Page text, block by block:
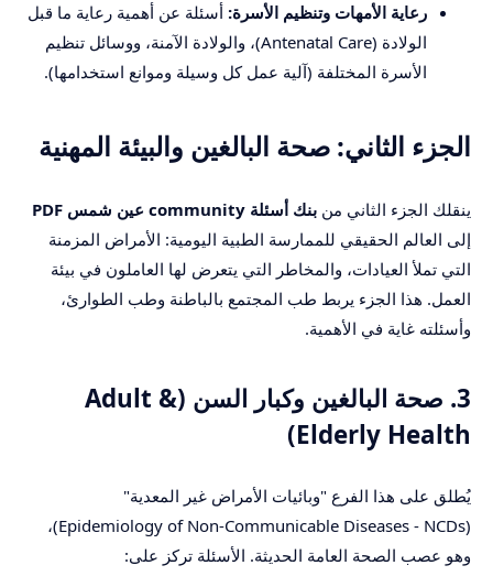
رعاية الأمهات وتنظيم الأسرة: أسئلة عن أهمية رعاية ما قبل
الولادة (Antenatal Care)، والولادة الآمنة، ووسائل تنظيم
الأسرة المختلفة (آلية عمل كل وسيلة وموانع استخدامها).
الجزء الثاني: صحة البالغين والبيئة المهنية
ينقلك الجزء الثاني من بنك أسئلة community عين شمس PDF
إلى العالم الحقيقي للممارسة الطبية اليومية: الأمراض المزمنة
التي تملأ العيادات، والمخاطر التي يتعرض لها العاملون في بيئة
العمل. هذا الجزء يربط طب المجتمع بالباطنة وطب الطوارئ،
وأسئلته غاية في الأهمية.
3. صحة البالغين وكبار السن (Adult &
Elderly Health)
يُطلق على هذا الفرع "وبائيات الأمراض غير المعدية"
(Epidemiology of Non-Communicable Diseases - NCDs)،
وهو عصب الصحة العامة الحديثة. الأسئلة تركز على: